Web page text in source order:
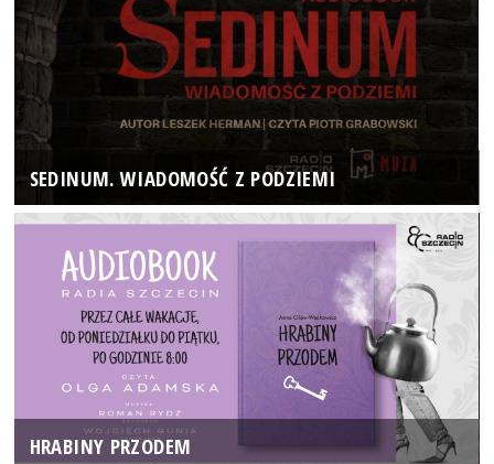
SEDINUM. WIADOMOŚĆ Z PODZIEMI
HRABINY PRZODEM